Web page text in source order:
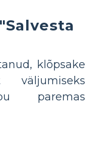
klõpsake
väljumiseks
paremas